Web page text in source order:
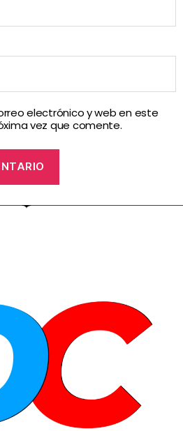
electrónico y web en este
vez que comente.